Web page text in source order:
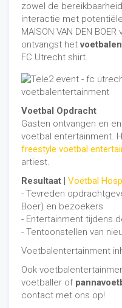
zowel de
interactie met
MAISON VAN DEN
ontvangst het
FC Utrecht shirt.
Voetbal Opdracht
Gasten ontvangen en
voetbal entertainment.
freestyle voetbal
artiest.
Resultaat | Voetbal
- Tevreden
Boer) en bezoekers
- Entertainment tijdens
- Tentoonstellen van
Voetbalentertainment
Ook
voetballer of
contact met ons op!